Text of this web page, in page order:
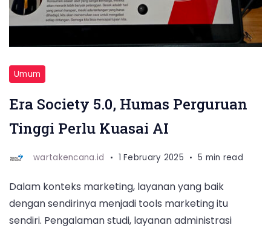
Umum
Era Society 5.0, Humas Perguruan
Tinggi Perlu Kuasai AI
wartakencana.id 1 February 2025 5 min read
Dalam konteks marketing, layanan yang baik
dengan sendirinya menjadi tools marketing itu
sendiri. Pengalaman studi, layanan administrasi